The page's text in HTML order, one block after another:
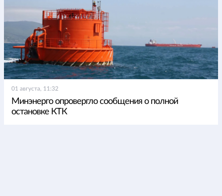
01 августа, 11:32
Минэнерго опровергло сообщения о полной
остановке КТК